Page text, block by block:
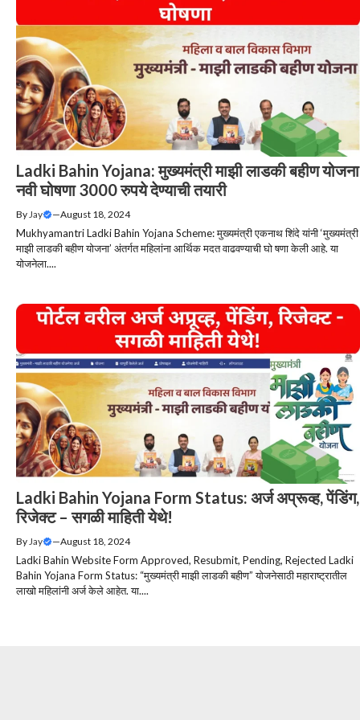
Ladki Bahin Yojana: मुख्यमंत्री माझी लाडकी बहीण योजना
नवी घोषणा 3000 रुपये देण्याची तयारी
ByJay —August 18, 2024
Mukhyamantri Ladki Bahin Yojana Scheme: मुख्यमंत्री एकनाथ शिंदे यांनी ‘मुख्यमंत्री
माझी लाडकी बहीण योजना’ अंतर्गत महिलांना आर्थिक मदत वाढवण्याची घो षणा केली आहे. या
योजनेला....
Ladki Bahin Yojana Form Status: अर्ज अप्रूव्ह, पेंडिंग,
रिजेक्ट – सगळी माहिती येथे!
By Jay —August 18, 2024
Ladki Bahin Website Form Approved, Resubmit, Pending, Rejected Ladki
Bahin Yojana Form Status: “मुख्यमंत्री माझी लाडकी बहीण” योजनेसाठी महाराष्ट्रातील
लाखो महिलांनी अर्ज केले आहेत. या....